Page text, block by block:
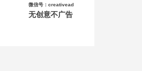
微信号：creativead
无创意不广告